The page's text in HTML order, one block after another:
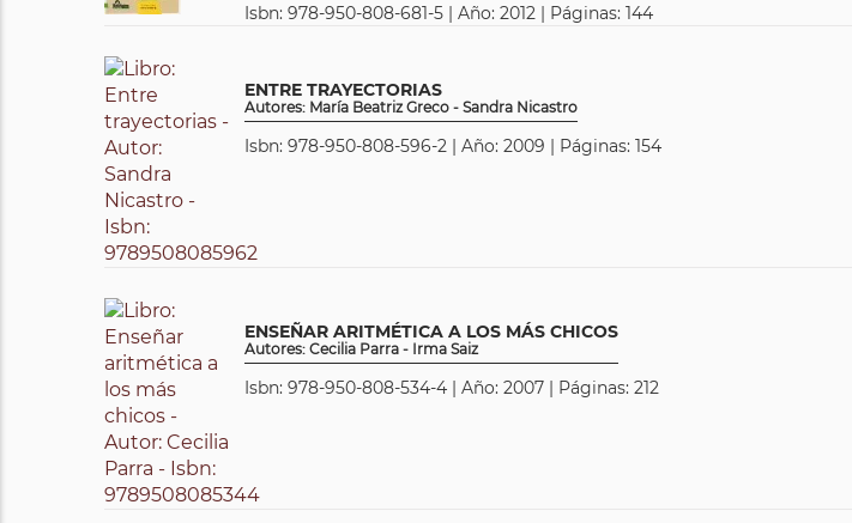
Isbn: 978-950-808-681-5 | Año: 2012 | Páginas: 144
ENTRE TRAYECTORIAS
Autores: María Beatriz Greco - Sandra Nicastro
Isbn: 978-950-808-596-2 | Año: 2009 | Páginas: 154
ENSEÑAR ARITMÉTICA A LOS MÁS CHICOS
Autores: Cecilia Parra - Irma Saiz
Isbn: 978-950-808-534-4 | Año: 2007 | Páginas: 212